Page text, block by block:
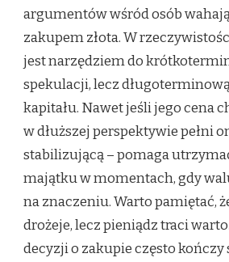
argumentów wśród osób
zakupem złota. W
jest narzędziem do
spekulacji, lecz
kapitału. Nawet jeśli jego cena
w dłuższej perspektywie pełni
stabilizującą – pomaga
majątku w momentach, gdy
na znaczeniu. Warto pamiętać,
drożeje, lecz pieniądz traci
decyzji o zakupie często kończy